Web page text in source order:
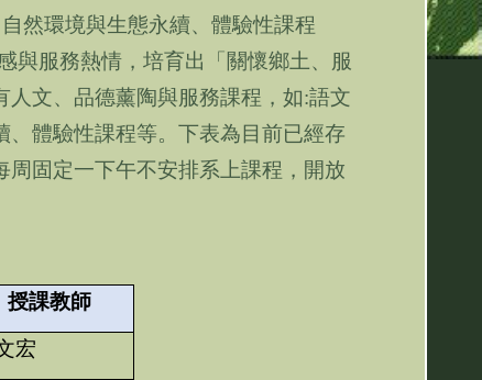
然環境與生態永續、體驗性課程
與服務熱情，培育出「關懷鄉土、服
文、品德薰陶與服務課程，如:語文
、體驗性課程等。下表為 目前已經存
固定一下午不安排系上課程 ， 開放
授課教師
宏